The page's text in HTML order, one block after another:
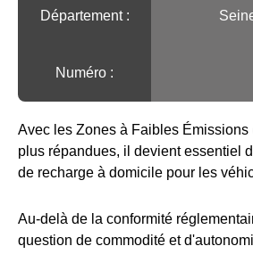
Département :
Numéro :
Avec les Zones à Faibles Émissions
plus répandues, il devient essentiel
de recharge à domicile pour les
Au-delà de la conformité
question de commodité et